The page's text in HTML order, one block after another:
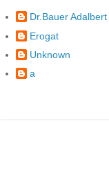
Dr.Bauer Adalbert
Erogat
Unknown
a